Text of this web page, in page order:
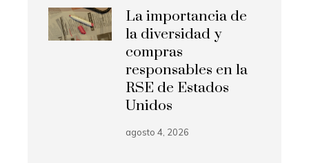
La importancia de
la diversidad y
compras
responsables en la
RSE de Estados
Unidos
agosto 4, 2026